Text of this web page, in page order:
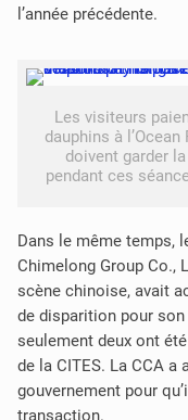
l’année précédente.
Les visiteurs
dauphins à
doivent garder
pendant ces
Dans le même temps,
Chimelong Group Co.,
scène chinoise, avait
de disparition pour son
seulement deux ont
de la CITES. La CCA a
gouvernement pour
transaction.